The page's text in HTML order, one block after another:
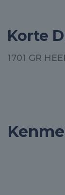
Korte
1701 GR